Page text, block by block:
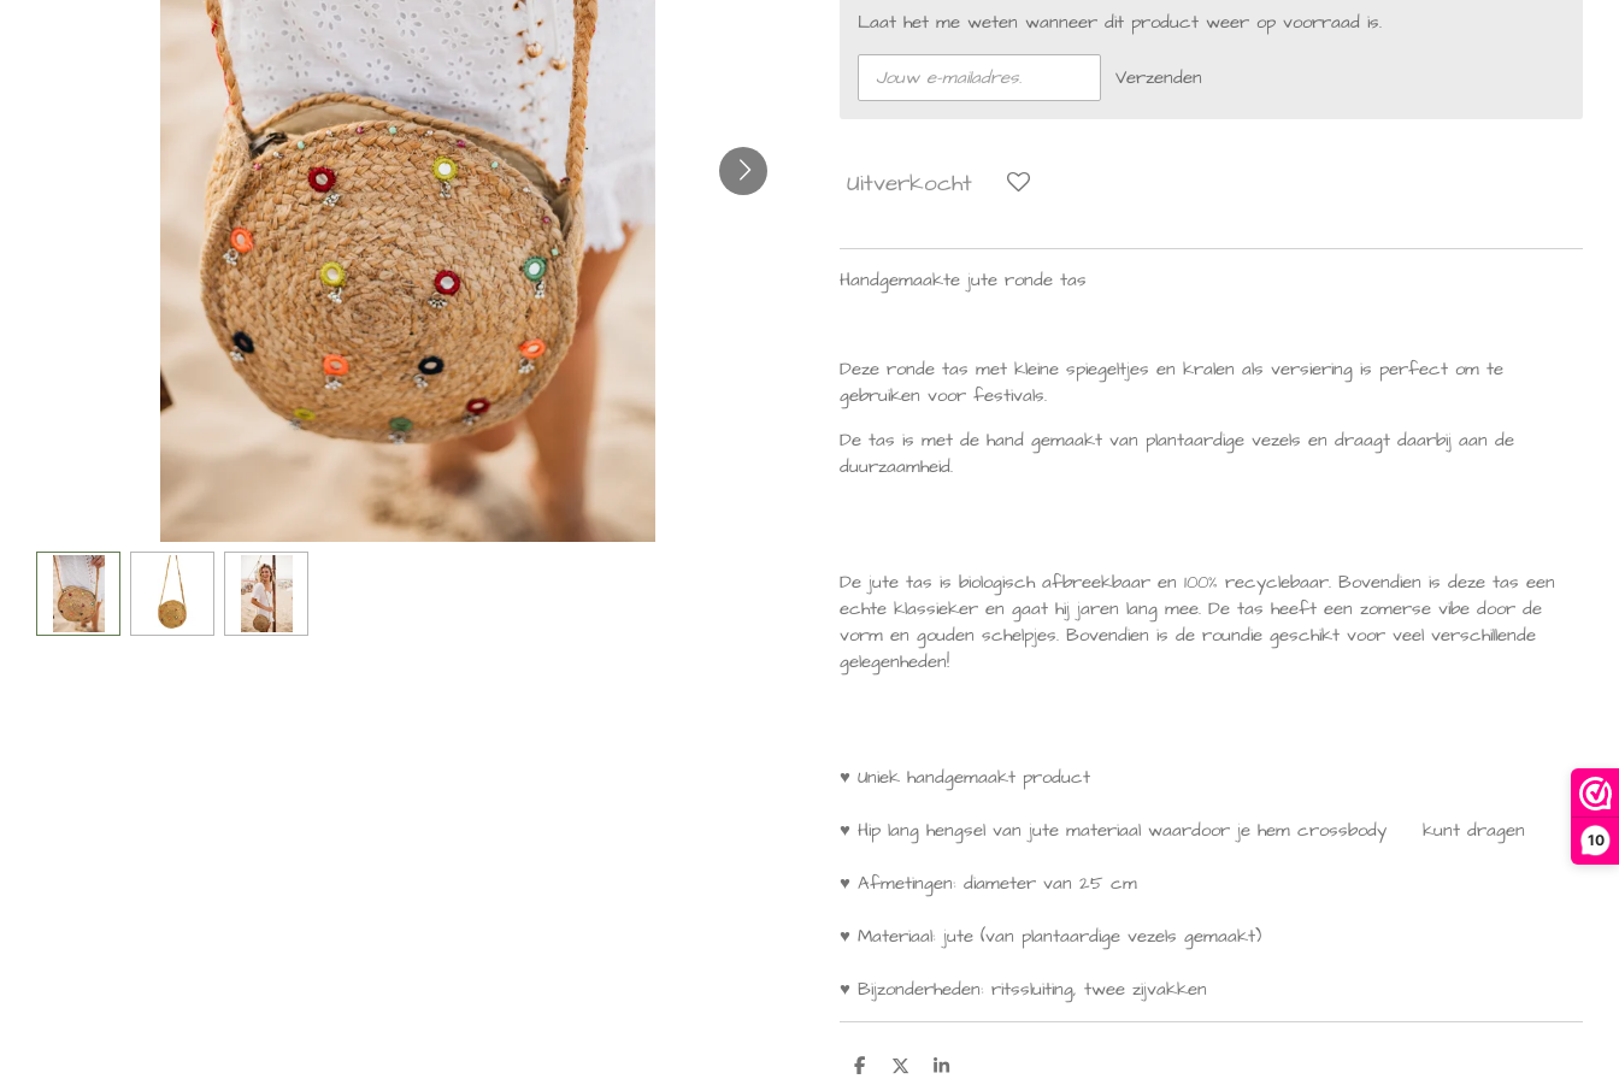
10
Laat het me weten wanneer dit product weer op voorraad is.
Verzenden
Uitverkocht
Handgemaakte jute ronde tas
Deze ronde tas met kleine spiegeltjes en kralen als versiering is perfect om te
gebruiken voor festivals.
De tas is met de hand gemaakt van plantaardige vezels en draagt daarbij aan de
duurzaamheid.
De jute tas is biologisch afbreekbaar en 100% recyclebaar. Bovendien is deze tas een
echte klassieker en gaat hij jaren lang mee. De tas heeft een zomerse vibe door de
vorm en gouden schelpjes. Bovendien is de roundie geschikt voor veel verschillende
gelegenheden!
♥ Uniek handgemaakt product
♥ Hip lang hengsel van jute materiaal waardoor je hem crossbody kunt dragen
♥ Afmetingen: diameter van 25 cm
♥ Materiaal: jute (van plantaardige vezels gemaakt)
♥ Bijzonderheden: ritssluiting, twee zijvakken
D
D
S